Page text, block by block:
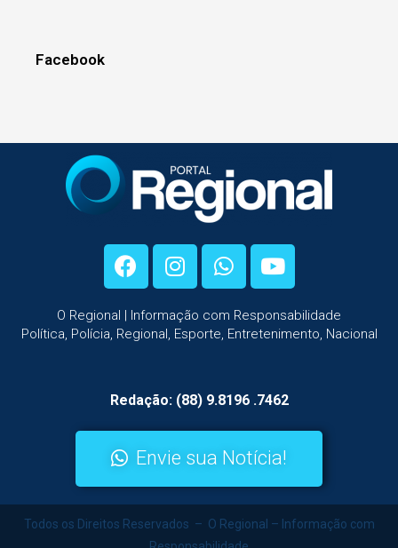
Facebook
O Regional | Informação com Responsabilidade
Política, Polícia, Regional, Esporte, Entretenimento, Nacional
Redação: (88) 9.8196 .7462
Envie sua Notícia!
Todos os Direitos Reservados – O Regional – Informação com